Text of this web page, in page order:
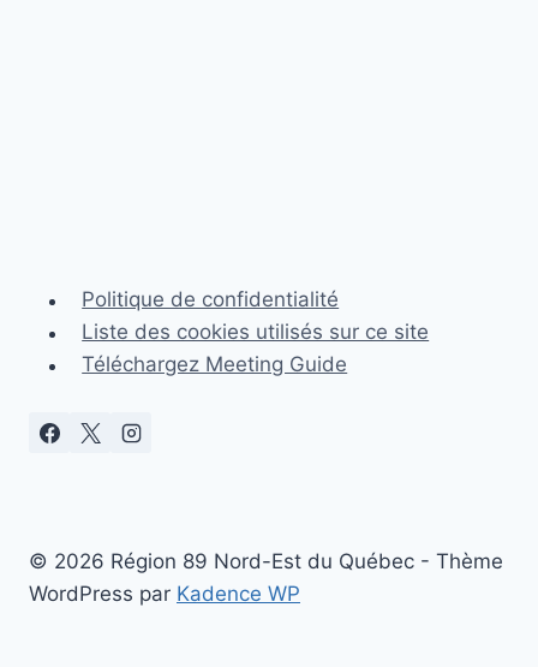
Politique de confidentialité
Liste des cookies utilisés sur ce site
Téléchargez Meeting Guide
© 2026 Région 89 Nord-Est du Québec - Thème
WordPress par Kadence WP